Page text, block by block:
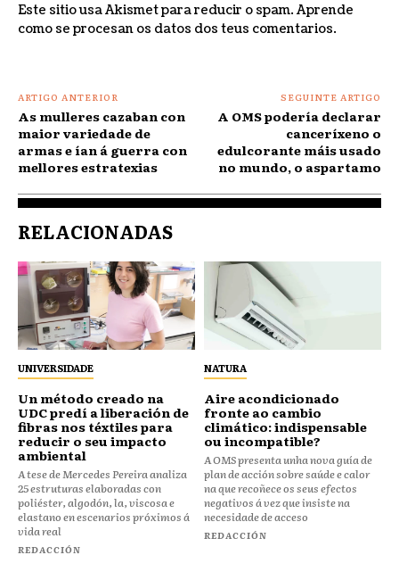
Este sitio usa Akismet para reducir o spam. Aprende
como se procesan os datos dos teus comentarios.
ARTIGO ANTERIOR
As mulleres cazaban con
maior variedade de
armas e ían á guerra con
mellores estratexias
SEGUINTE ARTIGO
A OMS podería declarar
canceríxeno o
edulcorante máis usado
no mundo, o aspartamo
RELACIONADAS
UNIVERSIDADE
Un método creado na
UDC predí a liberación de
fibras nos téxtiles para
reducir o seu impacto
ambiental
A tese de Mercedes Pereira analiza
25 estruturas elaboradas con
poliéster, algodón, la, viscosa e
elastano en escenarios próximos á
vida real
REDACCIÓN
NATURA
Aire acondicionado
fronte ao cambio
climático: indispensable
ou incompatible?
A OMS presenta unha nova guía de
plan de acción sobre saúde e calor
na que recoñece os seus efectos
negativos á vez que insiste na
necesidade de acceso
REDACCIÓN